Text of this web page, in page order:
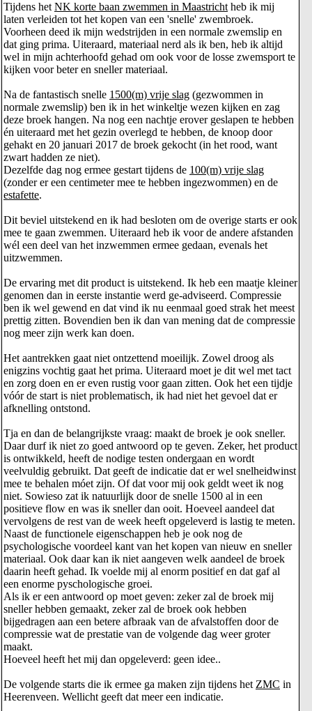
Tijdens het NK korte baan zwemmen in Maastricht heb ik mij
laten verleiden tot het kopen van een 'snelle' zwembroek.
Voorheen deed ik mijn wedstrijden in een normale zwemslip en
dat ging prima. Uiteraard, materiaal nerd als ik ben, heb ik altijd
wel in mijn achterhoofd gehad om ook voor de losse zwemsport te
kijken voor beter en sneller materiaal.
Na de fantastisch snelle 1500(m) vrije slag (gezwommen in
normale zwemslip) ben ik in het winkeltje wezen kijken en zag
deze broek hangen. Na nog een nachtje erover geslapen te hebben
én uiteraard met het gezin overlegd te hebben, de knoop door
gehakt en 20 januari 2017 de broek gekocht (in het rood, want
zwart hadden ze niet).
Dezelfde dag nog ermee gestart tijdens de 100(m) vrije slag
(zonder er een centimeter mee te hebben ingezwommen) en de
estafette.
Dit beviel uitstekend en ik had besloten om de overige starts er ook
mee te gaan zwemmen. Uiteraard heb ik voor de andere afstanden
wél een deel van het inzwemmen ermee gedaan, evenals het
uitzwemmen.
De ervaring met dit product is uitstekend. Ik heb een maatje kleiner
genomen dan in eerste instantie werd ge-adviseerd. Compressie
ben ik wel gewend en dat vind ik nu eenmaal goed strak het meest
prettig zitten. Bovendien ben ik dan van mening dat de compressie
nog meer zijn werk kan doen.
Het aantrekken gaat niet ontzettend moeilijk. Zowel droog als
enigzins vochtig gaat het prima. Uiteraard moet je dit wel met tact
en zorg doen en er even rustig voor gaan zitten. Ook het een tijdje
vóór de start is niet problematisch, ik had niet het gevoel dat er
afknelling ontstond.
Tja en dan de belangrijkste vraag: maakt de broek je ook sneller.
Daar durf ik niet zo goed antwoord op te geven. Zeker, het product
is ontwikkeld, heeft de nodige testen ondergaan en wordt
veelvuldig gebruikt. Dat geeft de indicatie dat er wel snelheidwinst
mee te behalen móet zijn. Of dat voor mij ook geldt weet ik nog
niet. Sowieso zat ik natuurlijk door de snelle 1500 al in een
positieve flow en was ik sneller dan ooit. Hoeveel aandeel dat
vervolgens de rest van de week heeft opgeleverd is lastig te meten.
Naast de functionele eigenschappen heb je ook nog de
psychologische voordeel kant van het kopen van nieuw en sneller
materiaal. Ook daar kan ik niet aangeven welk aandeel de broek
daarin heeft gehad. Ik voelde mij al enorm positief en dat gaf al
een enorme pyschologische groei.
Als ik er een antwoord op moet geven: zeker zal de broek mij
sneller hebben gemaakt, zeker zal de broek ook hebben
bijgedragen aan een betere afbraak van de afvalstoffen door de
compressie wat de prestatie van de volgende dag weer groter
maakt.
Hoeveel heeft het mij dan opgeleverd: geen idee..
De volgende starts die ik ermee ga maken zijn tijdens het ZMC in
Heerenveen. Wellicht geeft dat meer een indicatie.